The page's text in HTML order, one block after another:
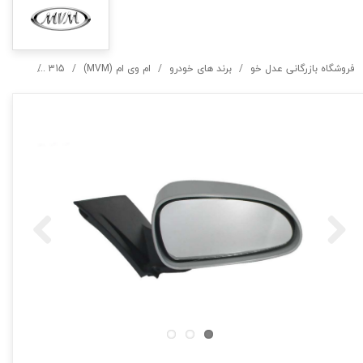
فروشگاه بازرگانی عدل خو برند های خودرو ام وی ام (MVM) 315